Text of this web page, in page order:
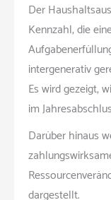
Der
Kennzahl, die
intergenerativ
Es wird gezeigt,
im
Darüber hinaus
dargestellt.